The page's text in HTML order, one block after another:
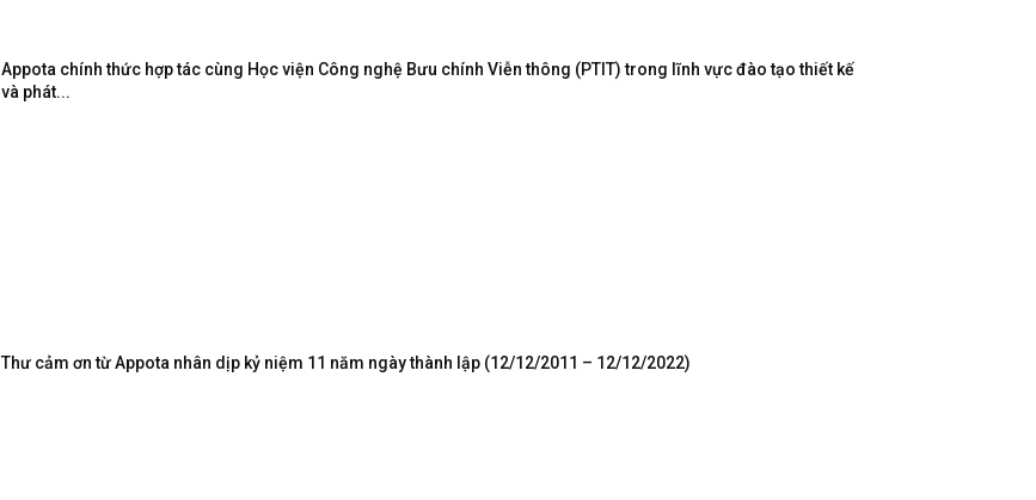
Appota chính thức hợp tác cùng Học viện Công nghệ Bưu chính Viễn thông (PTIT) trong lĩnh vực đào tạo thiết kế
và phát...
Thư cảm ơn từ Appota nhân dịp kỷ niệm 11 năm ngày thành lập (12/12/2011 – 12/12/2022)